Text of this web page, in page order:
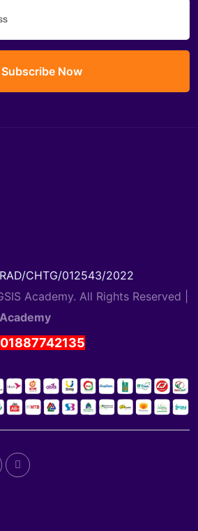
Subscribe Now
CHTG/012543/2022
Academy. All Rights Reserved |